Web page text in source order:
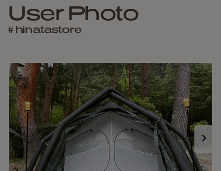
User Photo
# hinatastore